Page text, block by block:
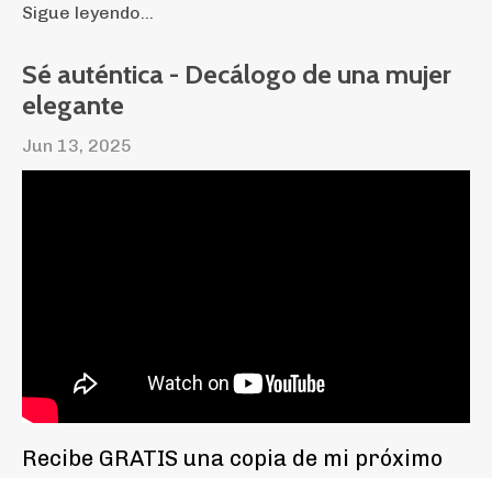
Sigue leyendo...
Sé auténtica - Decálogo de una mujer
elegante
Jun 13, 2025
Recibe GRATIS una copia de mi próximo